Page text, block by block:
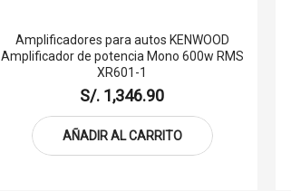
Amplificadores para autos KENWOOD
Amplificador de potencia Mono 600w RMS
XR601-1
S/. 1,346.90
AÑADIR AL CARRITO